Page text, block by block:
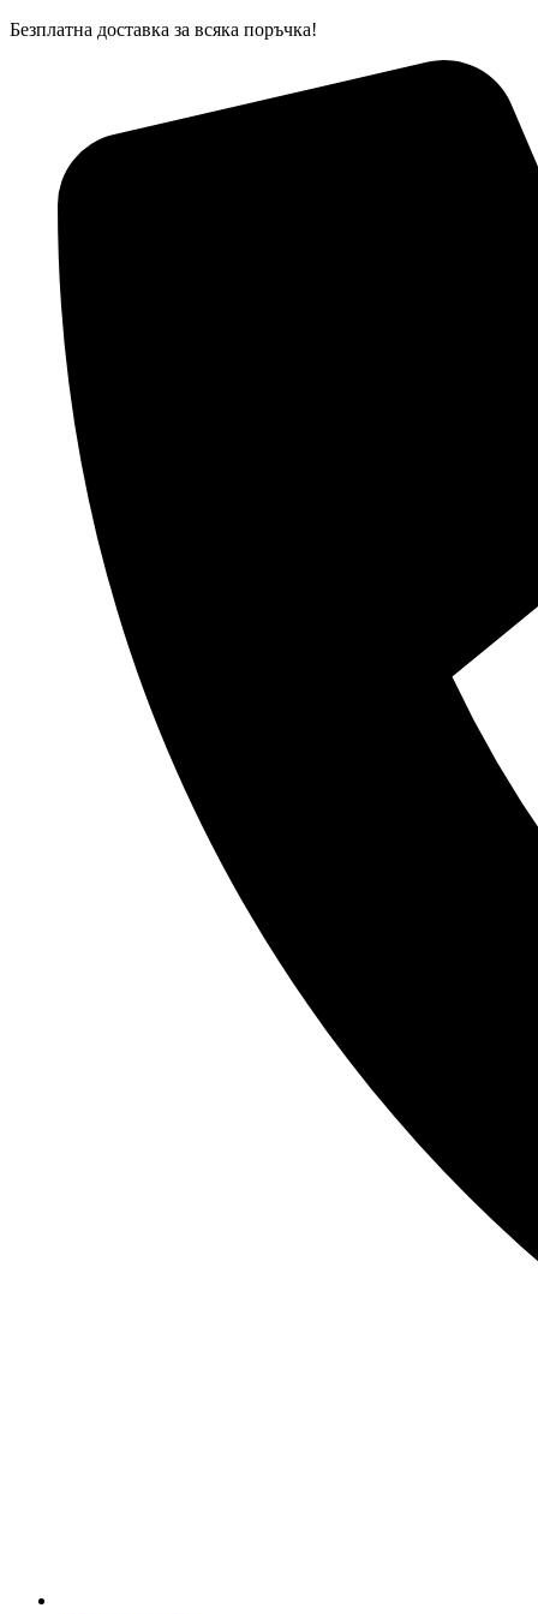
Skip
Безплатна доставка за всяка поръчка!